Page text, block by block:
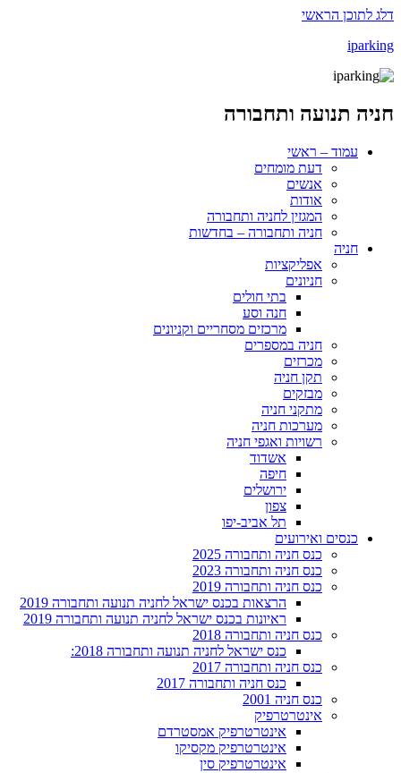
דלג לתוכן הראשי
iparking
חניה תנועה ותחבורה
עמוד – ראשי
דעת מומחים
אנשים
אודות
המגזין לחניה ותחבורה
חניה ותחבורה – בחדשות
חניה
אפליקציות
חניונים
בתי חולים
חנה וסע
מרכזים מסחריים וקניונים
חניה במספרים
מכרזים
תקן חניה
מבזקים
מתקני חניה
מערכות חניה
רשויות ואגפי חניה
אשדוד
חיפה
ירושלים
צפון
תל אביב-יפו
כנסים ואירועים
כנס חניה ותחבורה 2025
כנס חניה ותחבורה 2023
כנס חניה ותחבורה 2019
הרצאות בכנס ישראל לחניה תנועה ותחבורה 2019
ראיונות בכנס ישראל לחניה תנועה ותחבורה 2019
כנס חניה ותחבורה 2018
כנס ישראל לחניה תנועה ותחבורה 2018:
כנס חניה ותחבורה 2017
כנס חניה ותחבורה 2017
כנס חניה 2001
אינטרטרפיק
אינטרטרפיק אמסטרדם
אינטרטרפיק מקסיקו
אינטרטרפיק סין